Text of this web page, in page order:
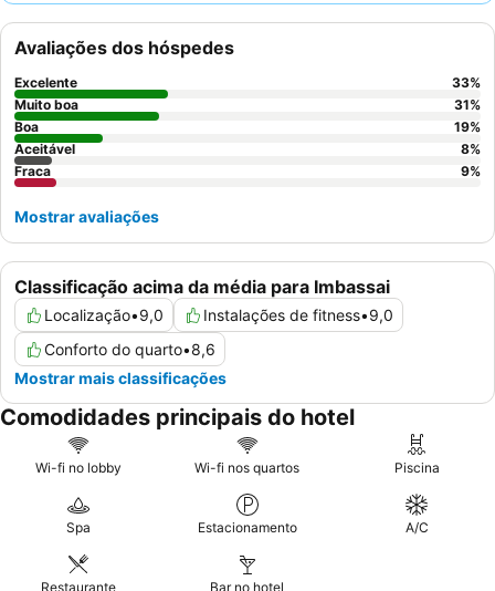
elogios constantes, e os
são frequentemente destacados pela sua variedade e sabores
regionais. Para uma estadia mais tranquila, considere solicitar
um quarto com vista para o jardim.
Classificação acima da média para Imbassai
Localização•9,0 Instalações de fitness•9,0
Conforto do quarto•8,6
Mostrar mais classificações
Avaliações dos hóspedes
Excelente 33%
Muito boa
31%
Boa
19%
Aceitável
8%
Fraca
9%
Mostrar avaliações
Comodidades principais do hotel
Wi-fi no lobby Wi-fi nos quartos Piscina
Spa Estacionamento A/C
Restaurante Bar no hotel